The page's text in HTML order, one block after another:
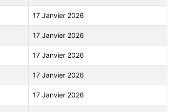
17 Janvier 2026
17 Janvier 2026
17 Janvier 2026
17 Janvier 2026
17 Janvier 2026